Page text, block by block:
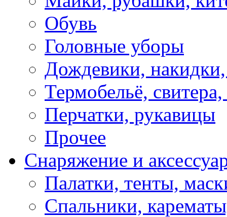
Обувь
Головные уборы
Дождевики,
Термобельё,
Перчатки, рукавицы
Прочее
Снаряжение и
Палатки, тенты,
Спальники,